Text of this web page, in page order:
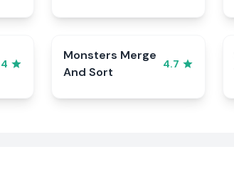
Monsters Merge
And Sort
4.7